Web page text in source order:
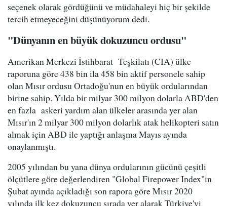
seçenek olarak gördüğünü ve müdahaleyi hiç bir şekilde
tercih etmeyeceğini düşünüyorum dedi.
"Dünyanın en büyük dokuzuncu ordusu"
Amerikan Merkezi İstihbarat Teşkilatı (CIA) ülke
raporuna göre 438 bin ila 458 bin aktif personele sahip
olan Mısır ordusu Ortadoğu'nun en büyük ordularından
birine sahip. Yılda bir milyar 300 milyon dolarla ABD'den
en fazla askeri yardım alan ülkeler arasında yer alan
Mısır'ın 2 milyar 300 milyon dolarlık atak helikopteri satın
almak için ABD ile yaptığı anlaşma Mayıs ayında
onaylanmıştı.
2005 yılından bu yana dünya ordularının gücünü çeşitli
ölçütlere göre değerlendiren "Global Firepower Index"in
Şubat ayında açıkladığı son rapora göre Mısır 2020
yılında ilk kez dokuzuncu sırada yer alarak Türkiye'yi